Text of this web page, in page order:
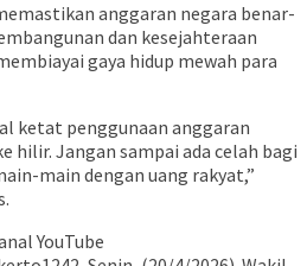
anggaran negara benar-
dan kesejahteraan
gaya hidup mewah para
ketat penggunaan anggaran
hilir. Jangan sampai ada celah bagi
main dengan uang rakyat,”
YouTube